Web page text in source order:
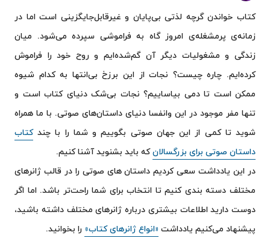
کتاب خواندن گرچه لذتی بی‌پایان و غیرقابل‌جایگزینی است اما در
زمانه‌ی پرمشغله‌ی امروز گاه به فراموشی سپرده می‌شود. میان
زندگی و مشغولیات دیگر آن گم‌شده‌ایم و روح خود را فراموش
کرده‌ایم. چاره چیست؟ نجات از این برزخ بی‌انتها به کدام شیوه
ممکن است تا دمی بیاساییم؟ نجات بی‌شک دنیای کتاب است و
تنها مفر موجود در این وانفسا دنیای داستان‌های صوتی. با ما همراه
شوید تا کمی از این جهان صوتی بگوییم و شما را با چندکتاب
داستان صوتی برای بزرگسالانکه باید بشنوید آشنا کنیم.
در این یادداشت سعی کردیم داستان های صوتی را در قالب ژانرهای
مختلف دسته بندی کنیم تا انتخاب برای شما راحت‌تر باشد. اما اگر
دوست دارید اطلاعات بیشتری درباره ژانرهای مختلف داشته باشید،
پیشنهاد می‌کنیم یادداشت «انواع ژانرهای کتاب» را بخوانید.